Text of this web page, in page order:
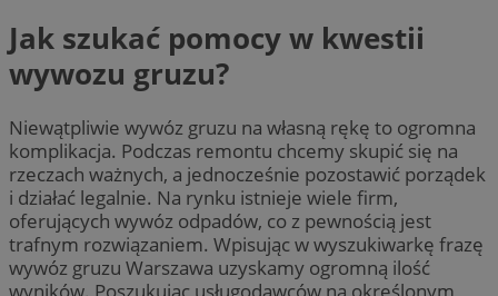
Jak szukać pomocy w kwestii
wywozu gruzu?
Niewątpliwie wywóz gruzu na własną rękę to ogromna
komplikacja. Podczas remontu chcemy skupić się na
rzeczach ważnych, a jednocześnie pozostawić porządek
i działać legalnie. Na rynku istnieje wiele firm,
oferujących wywóz odpadów, co z pewnością jest
trafnym rozwiązaniem. Wpisując w wyszukiwarkę frazę
wywóz gruzu Warszawa uzyskamy ogromną ilość
wyników. Poszukując usługodawców na określonym